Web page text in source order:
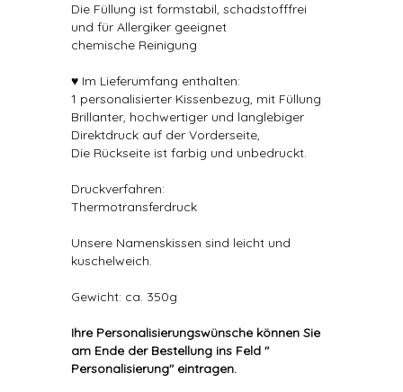
Die Füllung ist formstabil, schadstofffrei
und für Allergiker geeignet
chemische Reinigung
♥ Im Lieferumfang enthalten:
1 personalisierter Kissenbezug, mit Füllung
Brillanter, hochwertiger und langlebiger
Direktdruck auf der Vorderseite,
Die Rückseite ist farbig und unbedruckt.
Druckverfahren:
Thermotransferdruck
Unsere Namenskissen sind leicht und
kuschelweich.
Gewicht: ca. 350g
Ihre Personalisierungswünsche können Sie
am Ende der Bestellung ins Feld "
Personalisierung" eintragen.